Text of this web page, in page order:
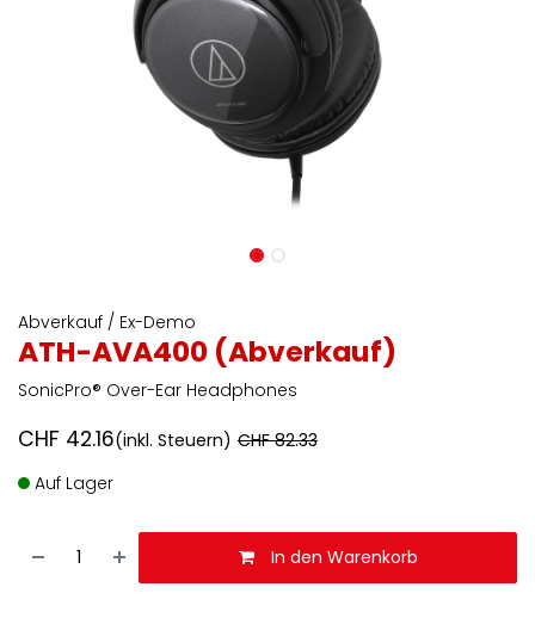
Abverkauf / Ex-Demo
ATH-AVA400 (Abverkauf)
SonicPro® Over-Ear Headphones
CHF 42.16(inkl. Steuern) CHF82.33
Auf Lager
In den Warenkorb